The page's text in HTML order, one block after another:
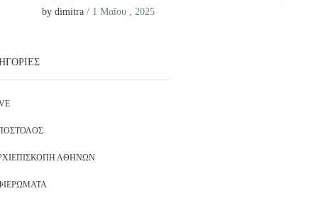
by dimitra / 1 Μαΐου , 2025
ΑΘΗΝΏΝ